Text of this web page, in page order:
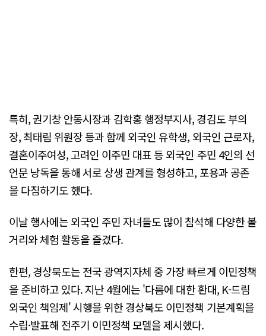
특히, 권기창 안동시장과 김학홍 행정부지사, 경김도 부의
장, 최태림 위원장 등과 함께 외국인 유학생, 외국인 근로자,
결혼이주여성, 고려인 이주민 대표 등 외국인 주민 4인의 선
언문 낭독을 통해 서로 상생 관계를 형성하고, 포용과 공존
을 다짐하기도 했다.
이날 행사에는 외국인 주민 자녀들도 많이 참석해 다양한 볼
거리와 체험 활동을 즐겼다.
한편, 경상북도는 전국 광역지자체 중 가장 빠르게 이민정책
을 준비하고 있다. 지난 4월에는 '다름에 대한 환대, K-드림
외국인 책임제' 시행을 위한 경상북도 이민정책 기본계획을
수립·발표해 전주기 이민정책 모델을 제시했다.